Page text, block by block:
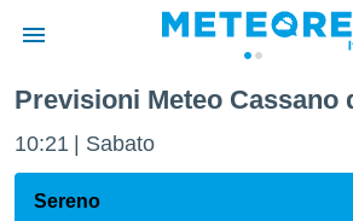
di
Previsioni Meteo Cassano
10:21 Sabato
Sereno